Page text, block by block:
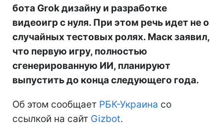
бота Grok дизайну и разработке
видеоигр с нуля. При этом речь идет не о
случайных тестовых ролях. Маск заявил,
что первую игру, полностью
сгенерированную ИИ, планируют
выпустить до конца следующего года.
Об этом сообщает РБК-Украина со
ссылкой на сайт Gizbot.